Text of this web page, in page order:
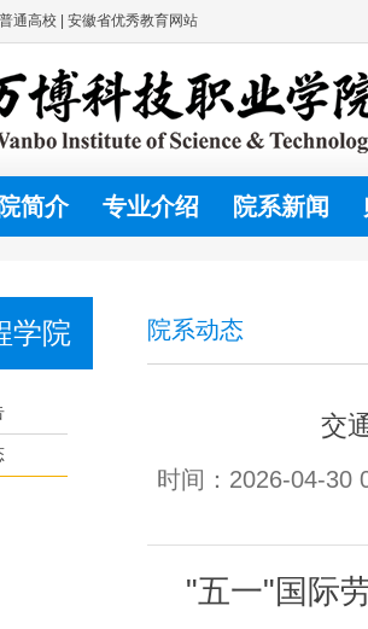
通高校 | 安徽省优秀教育网站
简介 专业介绍 院系新闻
学院 院系动态
交
时间：2026-04-
"五一"国际